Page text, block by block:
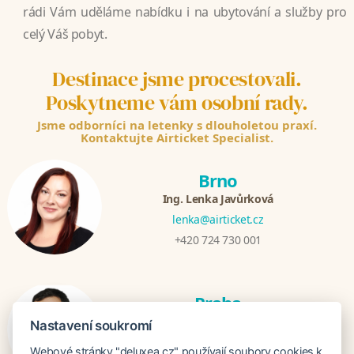
rádi Vám uděláme nabídku i na ubytování a služby pro
celý Váš pobyt.
Destinace jsme procestovali.
Poskytneme vám osobní rady.
Jsme odborníci na letenky s dlouholetou praxí.
Kontaktujte Airticket Specialist.
Brno
Ing. Lenka Javůrková
lenka@airticket.cz
+420 724 730 001
Praha
Nastavení soukromí
Webové stránky "deluxea.cz" používají soubory cookies k